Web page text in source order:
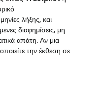
λήξης, και
διαφημίσεις, μη
απάτη. Αν μια
την έκθεση σε